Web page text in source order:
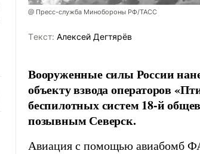
@ Пресс-служба Минобороны РФ/ТАСС
Tекст: Алексей Дегтярёв
Вооруженные силы России
объекту взвода операторов
беспилотных систем 18-й
позывным Северск.
Авиация с помощью авиабомб